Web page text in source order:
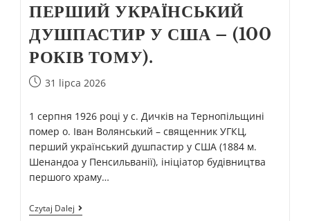
ПЕРШИЙ УКРАЇНСЬКИЙ
ДУШПАСТИР У США – (100
РОКІВ ТОМУ).
31 lipca 2026
1 серпня 1926 році у с. Дичків на Тернопільщині
помер о. Іван Волянський – священник УГКЦ,
перший український душпастир у США (1884 м.
Шенандоа у Пенсильванії), ініціатор будівництва
першого храму…
Czytaj Dalej